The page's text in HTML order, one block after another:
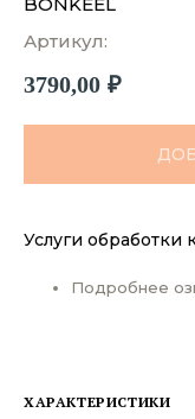
Артикул:
3790,00 ₽
Услуги обработки
Подробнее
ХАРАКТЕРИСТИКИ